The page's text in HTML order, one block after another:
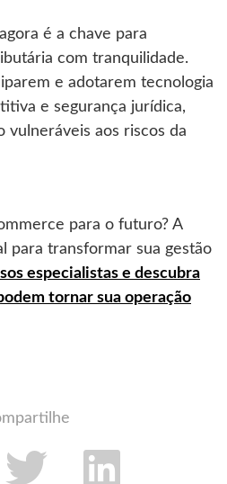
é a chave para
com tranquilidade.
e adotarem tecnologia
e segurança jurídica,
vulneráveis aos riscos da
para o futuro? A
para transformar sua gestão
especialistas e descubra
tornar sua operação